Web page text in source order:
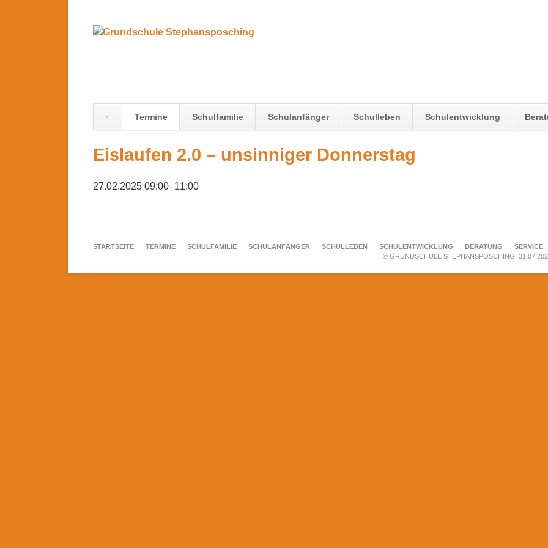
Termine Schulfamilie Schulanfänger Schulleben Schulentwicklung
überspringen
Eislaufen 2.0 – unsinniger Donnerstag
27.02.2025 09:00–11:00
NAVIGATION
STARTSEITE TERMINE SCHULFAMILIE SCHULANFÄNGER SCHULLEBEN SCHULENTWICKLUNG BERATUNG
SERVICE
© GRUNDSCHULE STEPHANSPOSCHING,